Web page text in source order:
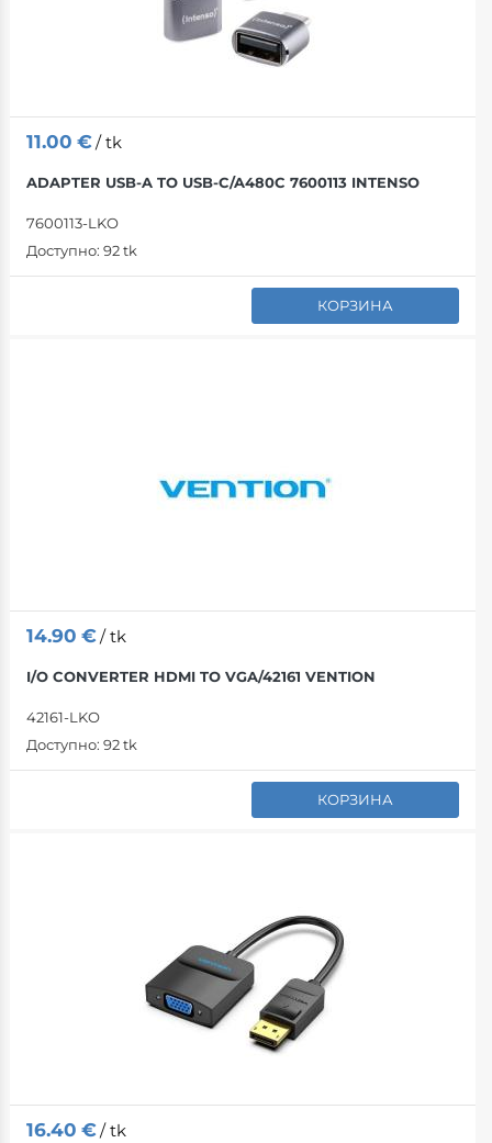
11.00 €/ tk
ADAPTER USB-A TO USB-C/A480C 7600113 INTENSO
7600113-LKO
Доступно: 92 tk
КОРЗИНА
14.90 €/ tk
I/O CONVERTER HDMI TO VGA/42161 VENTION
42161-LKO
Доступно: 92 tk
КОРЗИНА
16.40 €/ tk